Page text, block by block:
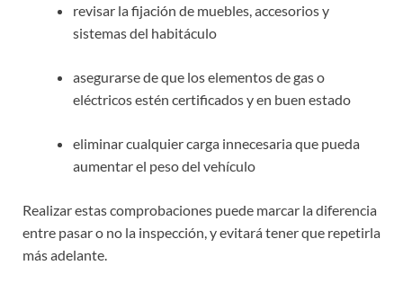
revisar la fijación de muebles, accesorios y
sistemas del habitáculo
asegurarse de que los elementos de gas o
eléctricos estén certificados y en buen estado
eliminar cualquier carga innecesaria que pueda
aumentar el peso del vehículo
Realizar estas comprobaciones puede marcar la diferencia
entre pasar o no la inspección, y evitará tener que repetirla
más adelante.